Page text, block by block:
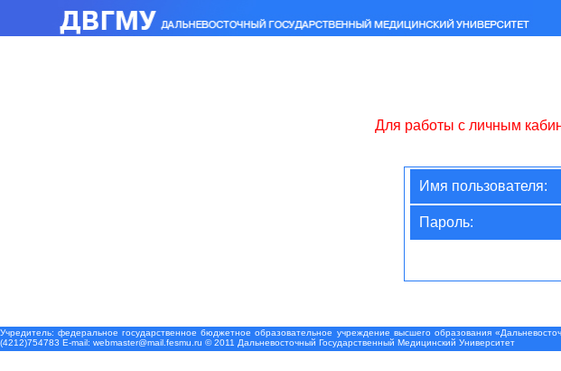
Для работы с личным
Имя пользователя:
Пароль:
Учредитель: федеральное государственное бюджетное образовательное учреждение высшего образования
(4212)754783 Е-mail: webmaster@mail.fesmu.ru © 2011 Дальневосточный Государственный Медицинский Университет